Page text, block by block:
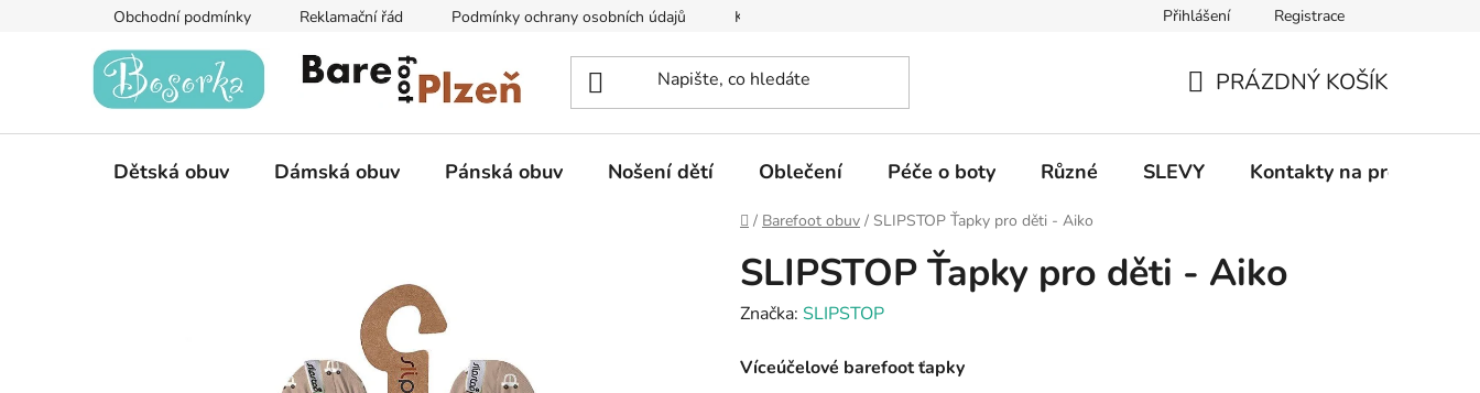
Obchodní podmínky Reklamační řád Podmínky ochrany osobních údajů Kontakty na prodejny Informace k on-line platbám Odstoupení od
Přihlášení Registrace
KOŠÍK
PRÁZDNÝ KOŠÍK
Dětská obuv Dámská obuv Pánská obuv Nošení dětí Oblečení Péče o boty Různé SLEVY Kontakty na prodejny
Domů
/ Barefoot obuv / SLIPSTOP Ťapky pro děti - Aiko
SLIPSTOP Ťapky pro děti - Aiko
Značka: SLIPSTOP
Víceúčelové barefoot ťapky